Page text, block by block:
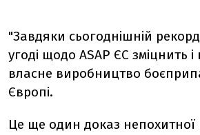
"Завдяки сьогоднішній
угоді щодо ASAP ЄС зміцнить
власне виробництво
Європі.
Це ще один доказ непохитної